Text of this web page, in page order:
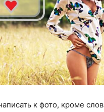
к фото, кроме слов